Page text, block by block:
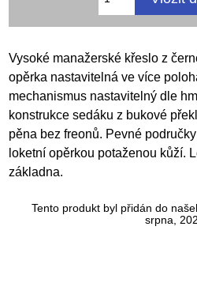
Vysoké manažerské křeslo z
opěrka nastavitelná ve více
mechanismus nastavitelný dle
konstrukce sedáku z bukové
pěna bez freonů. Pevné
loketní opěrkou potaženou kůží.
základna.
Tento produkt byl přidán do
srpna,